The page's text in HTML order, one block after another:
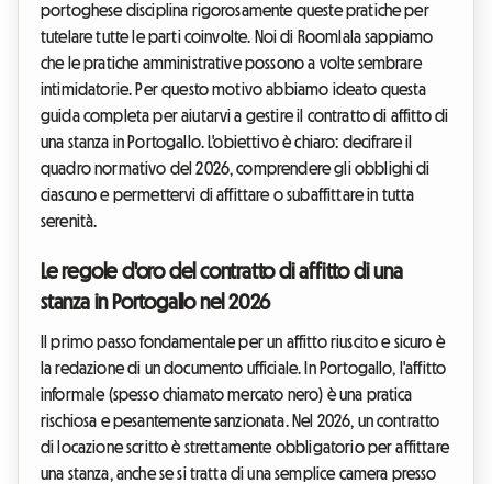
portoghese disciplina rigorosamente queste pratiche per
tutelare tutte le parti coinvolte. Noi di Roomlala sappiamo
che le pratiche amministrative possono a volte sembrare
intimidatorie. Per questo motivo abbiamo ideato questa
guida completa per aiutarvi a gestire il contratto di affitto di
una stanza in Portogallo. L'obiettivo è chiaro: decifrare il
quadro normativo del 2026, comprendere gli obblighi di
ciascuno e permettervi di affittare o subaffittare in tutta
serenità.
Le regole d'oro del contratto di affitto di una
stanza in Portogallo nel 2026
Il primo passo fondamentale per un affitto riuscito e sicuro è
la redazione di un documento ufficiale. In Portogallo, l'affitto
informale (spesso chiamato mercato nero) è una pratica
rischiosa e pesantemente sanzionata. Nel 2026, un contratto
di locazione scritto è strettamente obbligatorio per affittare
una stanza, anche se si tratta di una semplice camera presso